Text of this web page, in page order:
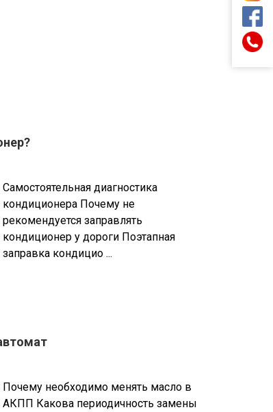
Самостоятельная диагностика
кондиционера Почему не
рекомендуется заправлять
кондиционер у дороги Поэтапная
заправка кондицио ...
Почему необходимо менять масло в
АКПП Какова периодичность замены